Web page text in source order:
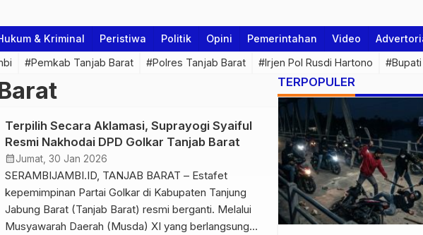
& Kriminal Peristiwa Politik Opini Pemerintahan Video
#Pemkab Tanjab Barat #Polres Tanjab Barat #Irjen Pol Rusdi Hartono
Terpilih Secara Aklamasi, Suprayogi Syaiful
Resmi Nakhodai DPD Golkar Tanjab Barat
calendar_monthJumat, 30 Jan 2026
SERAMBIJAMBI.ID, TANJAB BARAT – Estafet
kepemimpinan Partai Golkar di Kabupaten Tanjung
Jabung Barat (Tanjab Barat) resmi berganti. Melalui
Musyawarah Daerah (Musda) XI yang berlangsung
TERPOPULER